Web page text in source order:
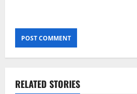
RELATED STORIES